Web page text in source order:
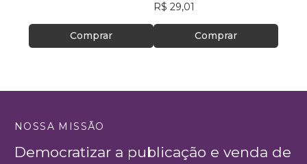
Comprar
R$ 29,01
Comprar
NOSSA MISSÃO
Democratizar a publicação e venda de